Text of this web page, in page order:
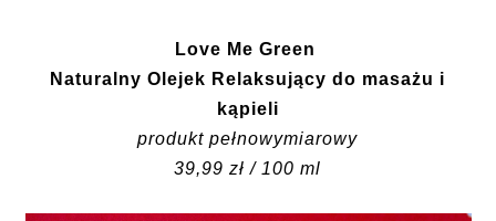
Love Me Green
Naturalny Olejek Relaksujący do masażu i
kąpieli
produkt pełnowymiarowy
39,99 zł / 100 ml